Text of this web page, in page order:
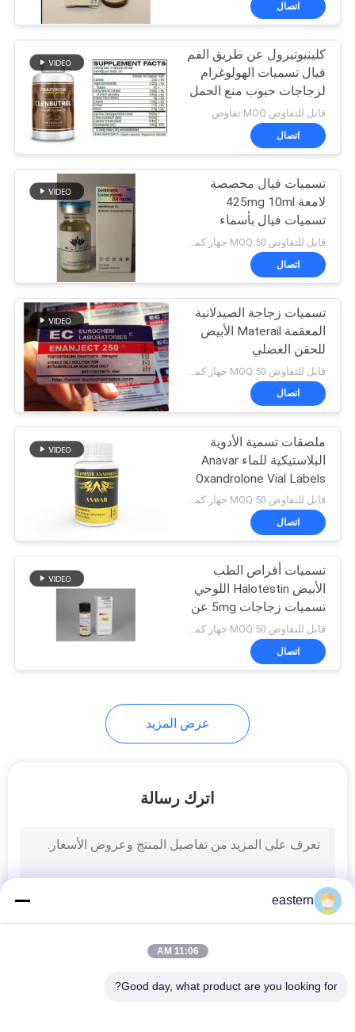
10 مل فيال مربعات
45
ملصق الهولوغرام
الأمن
27
مربع التعبئة والتغليف
الدوائية
19
تسمية زجاجة الدواء
73
صندوق زجاجة الدواء
قوارير زجاجية صغيرة
10
اتصال
كلينبوتيرول عن طريق الفم
فيال تسميات الهولوغرام
لزجاجات حبوب منع الحمل
50mcg البلاستيك
قابل للتفاوض MOQ:تفاوض
اتصال
تسميات فيال مخصصة
لامعة 425mg 10ml
تسميات فيال بأسماء
مختلفة
اتصال
تسميات زجاجة الصيدلانية
المعقمة Materail الأبيض
للحقن العضلي
اتصال
ملصقات تسمية الأدوية
البلاستيكية للماء Anavar
Oxandrolone Vial Labels
قابل للتفاوض MOQ:50 جهاز كمبيوتر شخصى / الاسم
اتصال
تسميات أقراص الطب
الأبيض Halotestin اللوحي
تسميات زجاجات 5mg عن
طريق الفم
قابل للتفاوض MOQ:50 جهاز كمبيوتر شخصى / الاسم
اتصال
عرض المزيد
اترك رسالة
eastern
11:06 AM
Good day, what product are you looking for?